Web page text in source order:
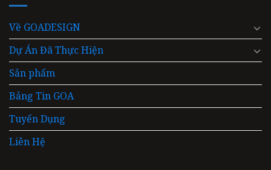
Về GOADESIGN
Dự Án Đã Thực Hiện
Sản phẩm
Bảng Tin GOA
Tuyển Dụng
Liên Hệ